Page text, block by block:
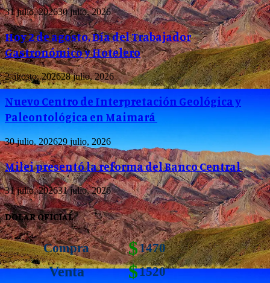
31 julio, 202630 julio, 2026
Hoy 2 de agosto, Día del Trabajador
Gastronómico y Hotelero
2 agosto, 202628 julio, 2026
Nuevo Centro de Interpretación Geológica y
Paleontológica en Maimará
30 julio, 202629 julio, 2026
Milei presentó la reforma del Banco Central
31 julio, 202631 julio, 2026
DOLAR OFICIAL
Compra $1470
Venta $1520